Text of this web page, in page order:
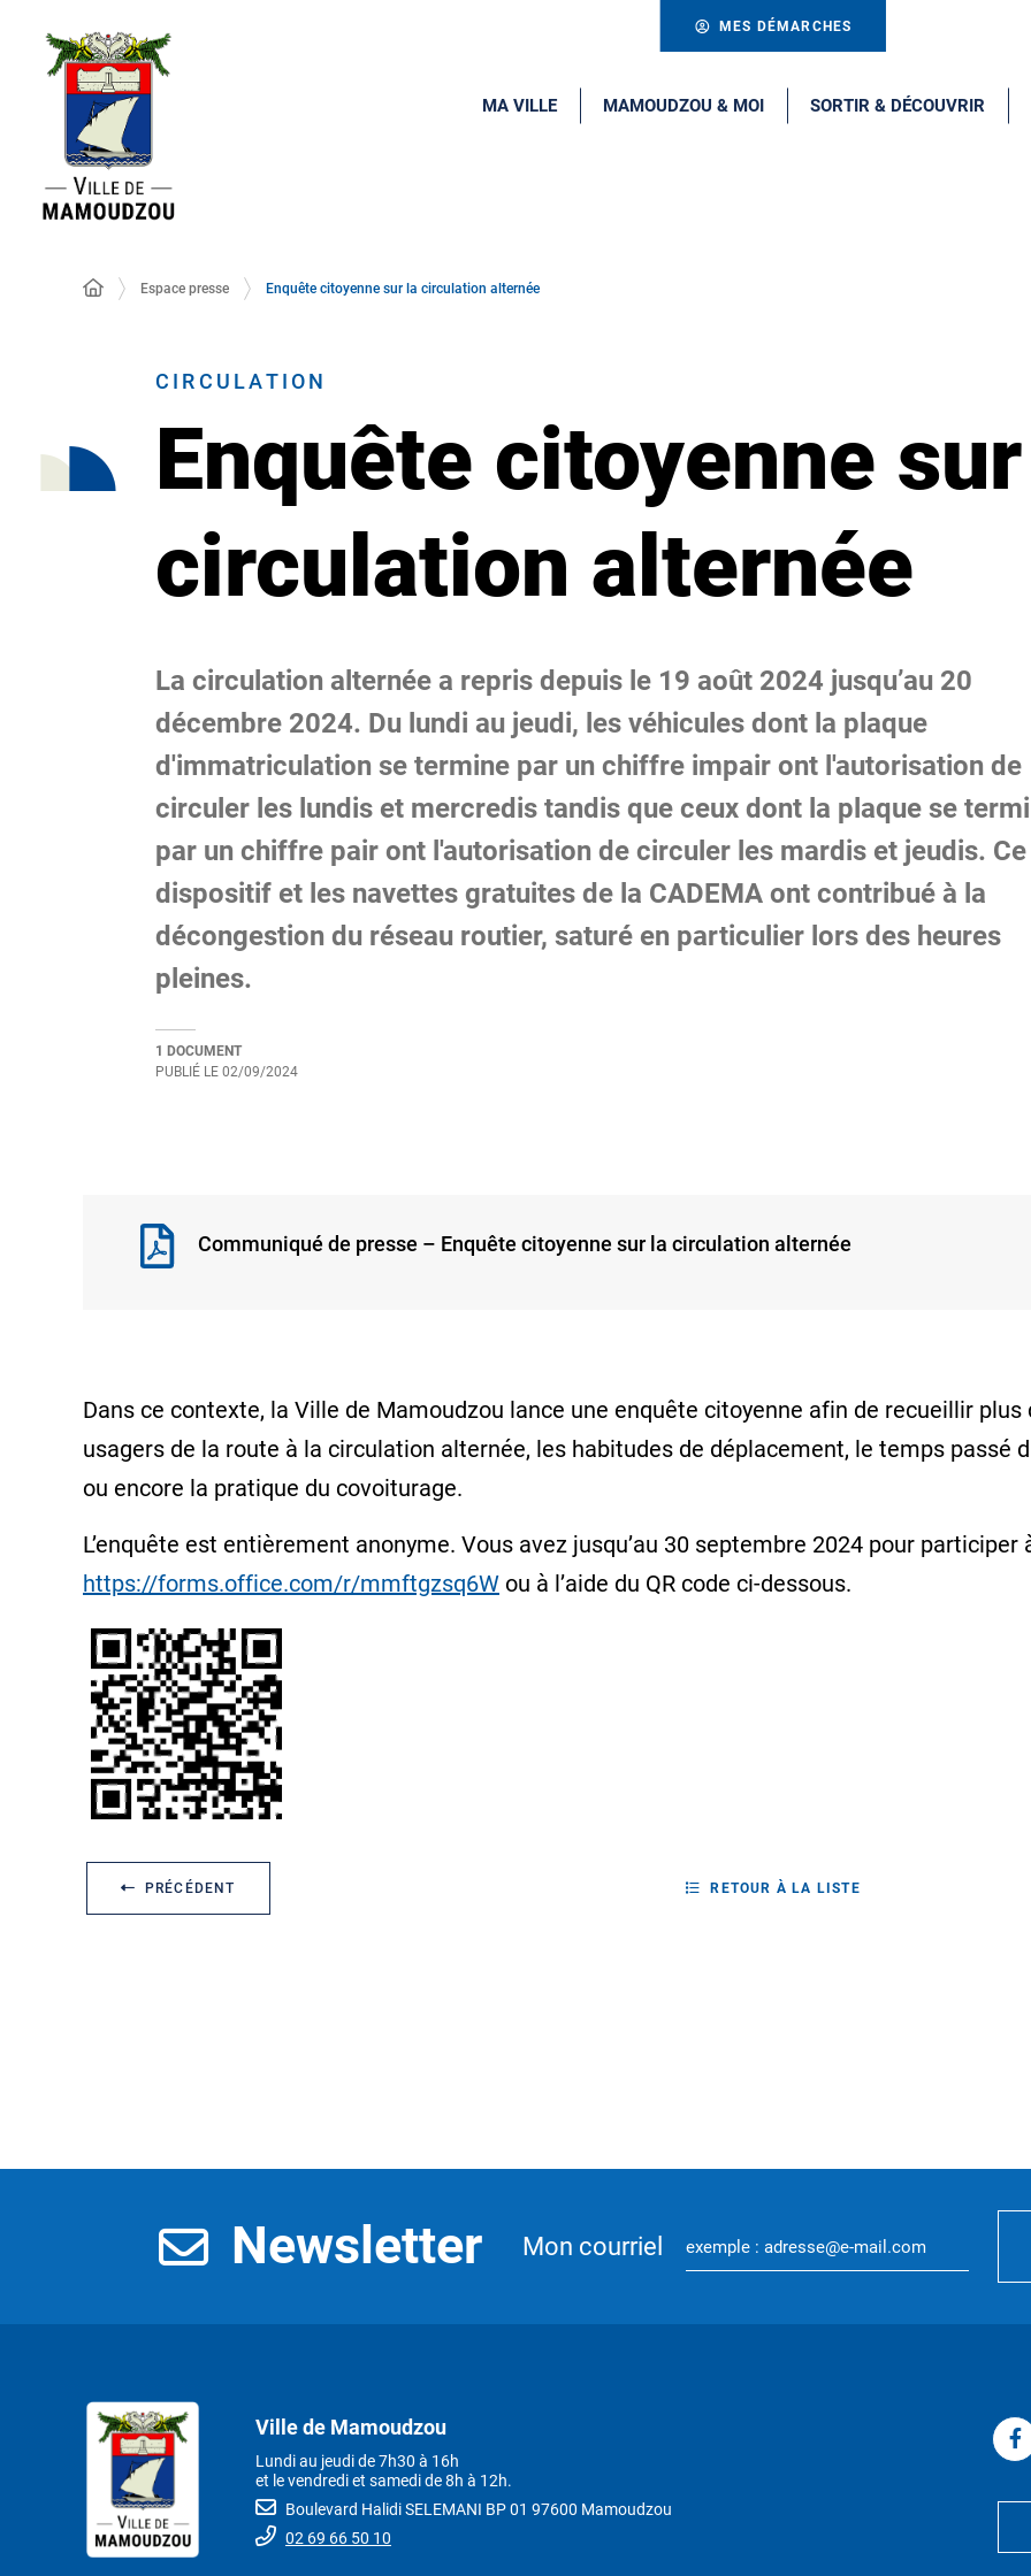
MES DÉMARCHES
MA VILLE MAMOUDZOU & MOI SORTIR & DÉCOUVRIR
Espace presse Enquête citoyenne sur la circulation alternée
CIRCULATION
Enquête citoyenne
circulation alternée
La circulation alternée a repris depuis le 19 août 2024 jusqu’au 20
décembre 2024. Du lundi au jeudi, les véhicules dont la plaque
d'immatriculation se termine par un chiffre impair ont l'autorisation de
circuler les lundis et mercredis tandis que ceux dont la plaque se
par un chiffre pair ont l'autorisation de circuler les mardis et jeudis. Ce
dispositif et les navettes gratuites de la CADEMA ont contribué à la
décongestion du réseau routier, saturé en particulier lors des heures
pleines.
1 DOCUMENT
PUBLIÉ LE 02/09/2024
Communiqué de presse – Enquête citoyenne sur la circulation alternée
Dans ce contexte, la Ville de Mamoudzou lance une enquête citoyenne afin de recueillir plus
usagers de la route à la circulation alternée, les habitudes de déplacement, le temps passé
ou encore la pratique du covoiturage.
L’enquête est entièrement anonyme. Vous avez jusqu’au 30 septembre 2024 pour
https://forms.office.com/r/mmftgzsq6W ou à l’aide du QR code ci-dessous.
PRÉCÉDENT RETOUR À LA LISTE
Newsletter Mon courriel
Ville de Mamoudzou
Lundi au jeudi de 7h30 à 16h
et le vendredi et samedi de 8h à 12h.
Boulevard Halidi SELEMANI BP 01 97600 Mamoudzou
02 69 66 50 10